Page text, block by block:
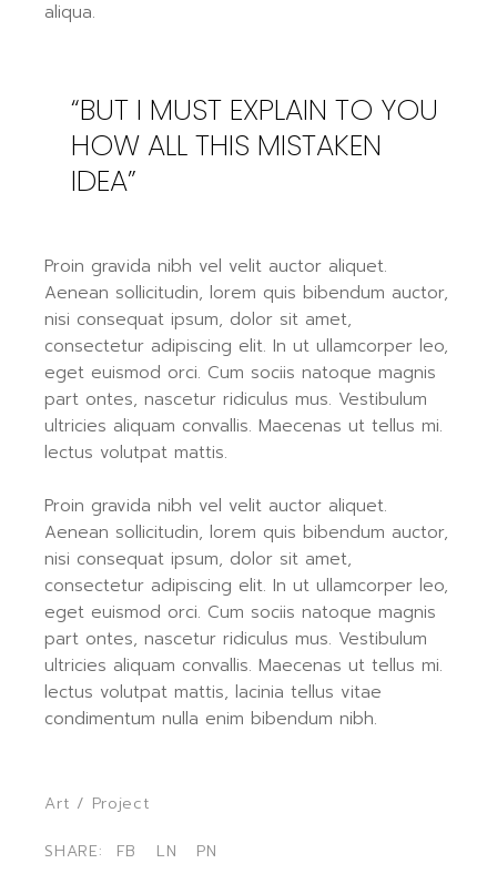
aliqua.
“BUT I MUST EXPLAIN TO YOU
HOW ALL THIS MISTAKEN
IDEA”
Proin gravida nibh vel velit auctor aliquet.
Aenean sollicitudin, lorem quis bibendum auctor,
nisi consequat ipsum, dolor sit amet,
consectetur adipiscing elit. In ut ullamcorper leo,
eget euismod orci. Cum sociis natoque magnis
part ontes, nascetur ridiculus mus. Vestibulum
ultricies aliquam convallis. Maecenas ut tellus mi.
lectus volutpat mattis.
Proin gravida nibh vel velit auctor aliquet.
Aenean sollicitudin, lorem quis bibendum auctor,
nisi consequat ipsum, dolor sit amet,
consectetur adipiscing elit. In ut ullamcorper leo,
eget euismod orci. Cum sociis natoque magnis
part ontes, nascetur ridiculus mus. Vestibulum
ultricies aliquam convallis. Maecenas ut tellus mi.
lectus volutpat mattis, lacinia tellus vitae
condimentum nulla enim bibendum nibh.
Art / Project
SHARE: FB LN PN